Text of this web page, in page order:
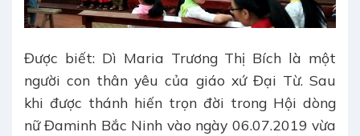
Được biết: Dì Maria Trương Thị Bích là một
người con thân yêu của giáo xứ Đại Từ. Sau
khi được thánh hiến trọn đời trong Hội dòng
nữ Đaminh Bắc Ninh vào ngày 06.07.2019 vừa